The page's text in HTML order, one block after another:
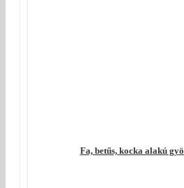
Fa, betűs, kocka alakú